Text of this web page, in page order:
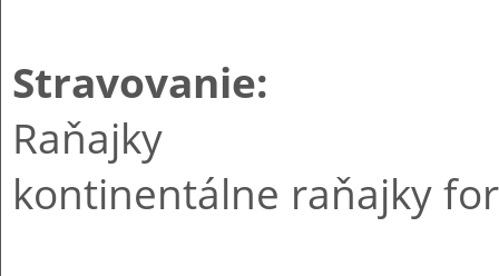
Stravovanie:
Raňajky
kontinentálne raňajky